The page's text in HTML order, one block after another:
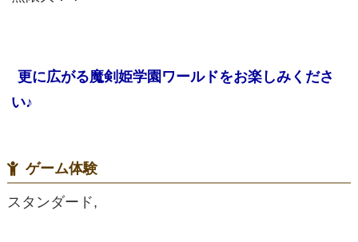
更に広がる魔剣姫学園ワールドをお楽しみくださ
い♪
ゲーム体験
スタンダード,